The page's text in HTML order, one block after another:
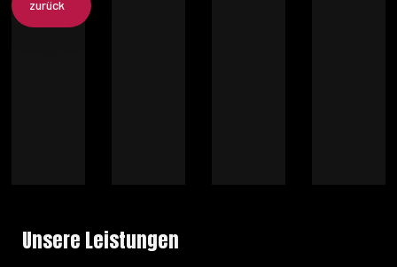
zurück
Unsere Leistungen